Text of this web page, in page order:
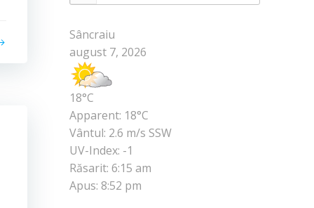
Sâncraiu
august 7, 2026
18°C
Apparent: 18°C
Vântul: 2.6 m/s SSW
UV-Index: -1
Răsarit: 6:15 am
Apus: 8:52 pm